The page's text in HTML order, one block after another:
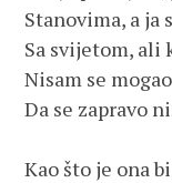
Sa svijetom, ali
Nisam se
Da se zapravo
Kao što je ona